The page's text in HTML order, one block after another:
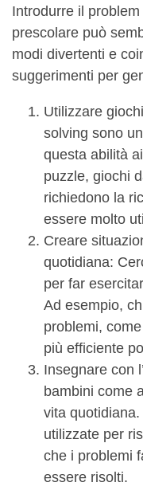
Introdurre il
prescolare può
modi divertenti e
suggerimenti per
Utilizzare
solving sono
questa abilità
puzzle, giochi
richiedono la
essere molto
Creare
quotidiana:
per far
Ad esempio,
problemi,
più efficiente
Insegnare con
bambini come
vita
utilizzate per
che i problemi
essere risolti.